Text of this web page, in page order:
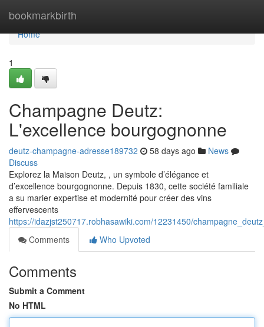
bookmarkbirth
Home
Home
1
Champagne Deutz:
L'excellence bourgognonne
deutz-champagne-adresse189732 58 days ago
News
Discuss
Explorez la Maison Deutz, , un symbole d’élégance et
d’excellence bourgognonne. Depuis 1830, cette société familiale
a su marier expertise et modernité pour créer des vins
effervescents
https://idazjst250717.robhasawiki.com/12231450/
Comments
Who Upvoted
Comments
Submit a Comment
No HTML